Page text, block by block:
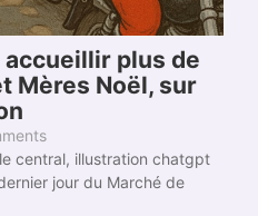
plus de
Mères Noël, sur
central, illustration chatgpt
jour du Marché de